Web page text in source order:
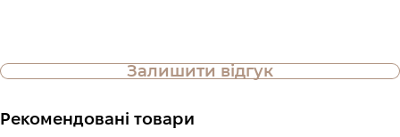
Залишити відгук
Рекомендовані товари